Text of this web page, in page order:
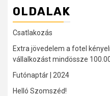
OLDALAK
Csatlakozás
Extra jövedelem a fotel
vállalkozást mindössze
Futónaptár | 2024
Helló Szomszéd!